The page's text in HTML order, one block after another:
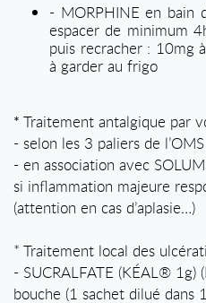
- MORPHINE en bain
espacer de minimum
puis recracher : 10mg
à garder au frigo
* Traitement antalgique par
- selon les 3 paliers de l’OMS
- en association avec
si inflammation majeure
(attention en cas d’aplasie…)
* Traitement local des
- SUCRALFATE (KÉAL®
bouche (1 sachet dilué dans